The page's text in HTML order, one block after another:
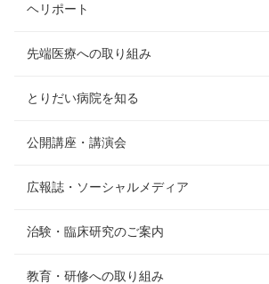
ヘリポート
先端医療への取り組み
とりだい病院を知る
公開講座・講演会
広報誌・ソーシャルメディア
治験・臨床研究のご案内
教育・研修への取り組み